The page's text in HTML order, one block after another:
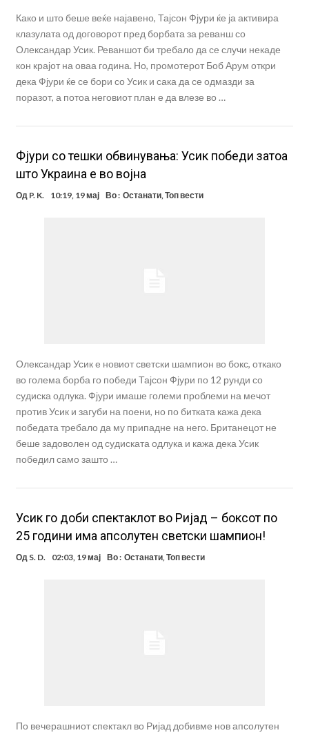
Како и што беше веќе најавено, Тајсон Фјури ќе ја активира
клазулата од договорот пред борбата за реванш со
Олександар Усик. Реваншот би требало да се случи некаде
кон крајот на оваа година. Но, промотерот Боб Арум откри
дека Фјури ќе се бори со Усик и сака да се одмазди за
поразот, а потоа неговиот план е да влезе во …
Фјури со тешки обвинувања: Усик победи затоа
што Украина е во војна
Од P. K. 10:19, 19 мај Во : Останати, Топ вести
Олександар Усик е новиот светски шампион во бокс, откако
во голема борба го победи Тајсон Фјури по 12 рунди со
судиска одлука. Фјури имаше големи проблеми на мечот
против Усик и загуби на поени, но по битката кажа дека
победата требало да му припадне на него. Британецот не
беше задоволен од судиската одлука и кажа дека Усик
победил само зашто …
Усик го доби спектаклот во Ријад – боксот по
25 години има апсолутен светски шампион!
Од S. D. 02:03, 19 мај Во : Останати,Топ вести
По вечерашниот спектакл во Ријад добивме нов апсолутен